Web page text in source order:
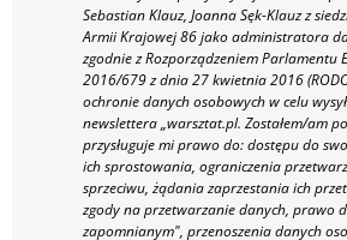
Sebastian Klauz, Joanna Sęk-Klauz z
Armii Krajowej 86 jako administratora
zgodnie z Rozporządzeniem Parlamentu
2016/679 z dnia 27 kwietnia 2016
ochronie danych osobowych w celu
newslettera „warsztat.pl. Zostałem/am
przysługuje mi prawo do: dostępu do
ich sprostowania, ograniczenia
sprzeciwu, żądania zaprzestania ich
zgody na przetwarzanie danych, prawo
zapomnianym", przenoszenia danych